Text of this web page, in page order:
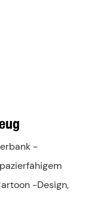
-
-Design,